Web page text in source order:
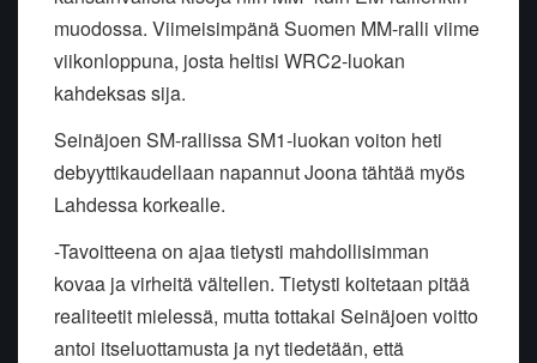
muodossa. Viimeisimpänä Suomen MM-ralli viime
viikonloppuna, josta heltisi WRC2-luokan
kahdeksas sija.
Seinäjoen SM-rallissa SM1-luokan voiton heti
debyyttikaudellaan napannut Joona tähtää myös
Lahdessa korkealle.
-Tavoitteena on ajaa tietysti mahdollisimman
kovaa ja virheitä vältellen. Tietysti koitetaan pitää
realiteetit mielessä, mutta tottakai Seinäjoen voitto
antoi itseluottamusta ja nyt tiedetään, että